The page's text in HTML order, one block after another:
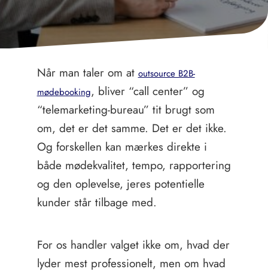
Når man taler om at outsource B2B-
mødebooking, bliver “call center” og
“telemarketing-bureau” tit brugt som
om, det er det samme. Det er det ikke.
Og forskellen kan mærkes direkte i
både mødekvalitet, tempo, rapportering
og den oplevelse, jeres potentielle
kunder står tilbage med.
For os handler valget ikke om, hvad der
lyder mest professionelt, men om hvad